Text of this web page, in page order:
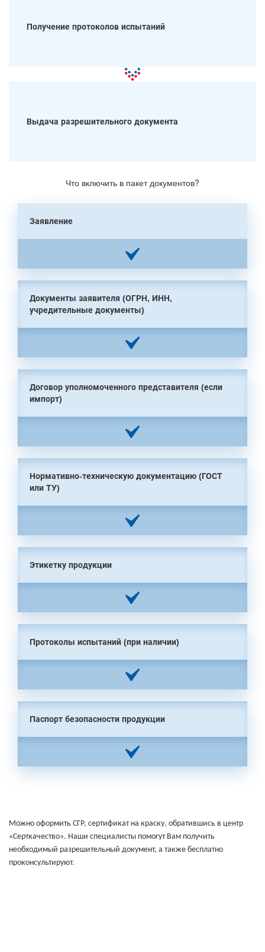
Получение протоколов испытаний
Выдача разрешительного документа
Что включить в пакет документов?
Заявление
Документы заявителя (ОГРН, ИНН,
учредительные документы)
Договор уполномоченного представителя (если
импорт)
Нормативно-техническую документацию (ГОСТ
или ТУ)
Этикетку продукции
Протоколы испытаний (при наличии)
Паспорт безопасности продукции
Можно оформить СГР, сертификат на краску, обратившись в центр
«Серткачество». Наши специалисты помогут Вам получить
необходимый разрешительный документ, а также бесплатно
проконсультируют.